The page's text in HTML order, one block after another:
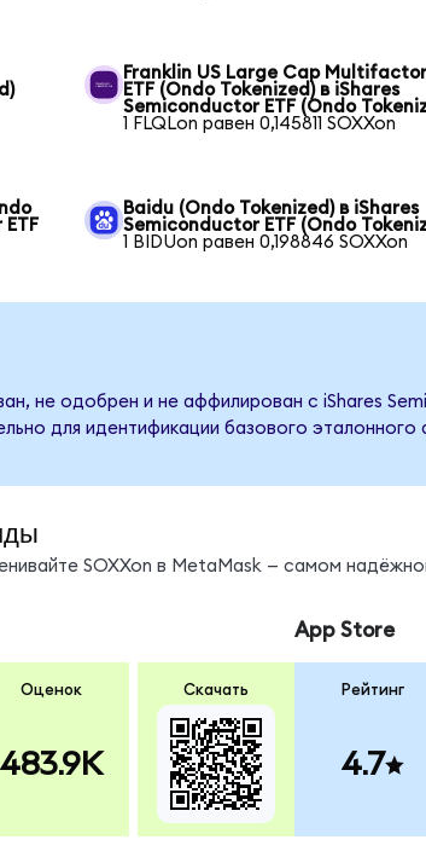
Franklin US Large Cap
ETF (Ondo Tokenized) в iShares
Semiconductor ETF (Ondo
1 FLQLon равен 0,145811 SOXXon
Baidu (Ondo Tokenized) в iShares
Semiconductor ETF (Ondo
1 BIDUon равен 0,198846 SOXXon
не одобрен и не аффилирован с iShares
для идентификации базового эталонного
SOXXon в MetaMask — самом
Оценок
483.9K
Скачать
App Store
Рейтинг
4.7